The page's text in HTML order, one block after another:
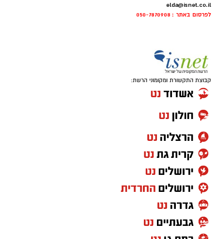
צילומים: משרד הבריאות
פיקוח שנערך בתשעה סניפי רשת "מרכז
ההחלקות".
האזהרה מתפרסמת לאחר שבדיקות מעבדה
ובהמשך להודעת משרד הבריאות שפורסמה בחודש
יולי.
בין המוצרים שנמצאו ואינם רשומים במאגרי משרד
הבריאות, ולכן חל איסור לשווקם:
PROTEIN + MINERAL PREMIUM HAIR
STRAIGHTENING
Protein Mineral Premium Pre Treatment
Shampoo
elda@isnet.co.il
לפרסום באתר : 050-7870908
קבוצת התקשורת ומקומוני הרשת: